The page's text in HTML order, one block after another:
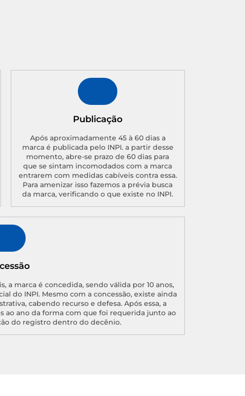
Publicação
Após aproximadamente 45 à 60 dias a
marca é publicada pelo INPI. a partir desse
momento, abre-se prazo de 60 dias para
que se sintam incomodados com a marca
entrarem com medidas cabíveis contra essa.
Para amenizar isso fazemos a prévia busca
da marca, verificando o que existe no INPI.
a marca é concedida, sendo válida por 10 anos,
do INPI. Mesmo com a concessão, existe ainda
cabendo recurso e defesa. Após essa, a
ao ano da forma com que foi requerida junto ao
do registro dentro do decênio.